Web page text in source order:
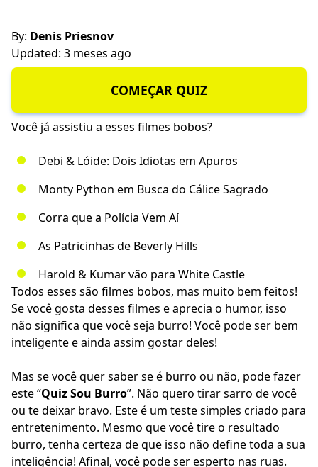
By: Denis Priesnov
Updated: 3 meses ago
COMEÇAR QUIZ
Você já assistiu a esses filmes bobos?
Debi & Lóide: Dois Idiotas em Apuros
Monty Python em Busca do Cálice Sagrado
Corra que a Polícia Vem Aí
As Patricinhas de Beverly Hills
Harold & Kumar vão para White Castle
Todos esses são filmes bobos, mas muito bem feitos!
Se você gosta desses filmes e aprecia o humor, isso
não significa que você seja burro! Você pode ser bem
inteligente e ainda assim gostar deles!
Mas se você quer saber se é burro ou não, pode fazer
este “Quiz Sou Burro”. Não quero tirar sarro de você
ou te deixar bravo. Este é um teste simples criado para
entretenimento. Mesmo que você tire o resultado
burro, tenha certeza de que isso não define toda a sua
inteligência! Afinal, você pode ser esperto nas ruas.